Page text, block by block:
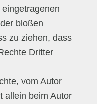
bloßen
zu ziehen, dass
Dritter
vom Autor
allein beim Autor